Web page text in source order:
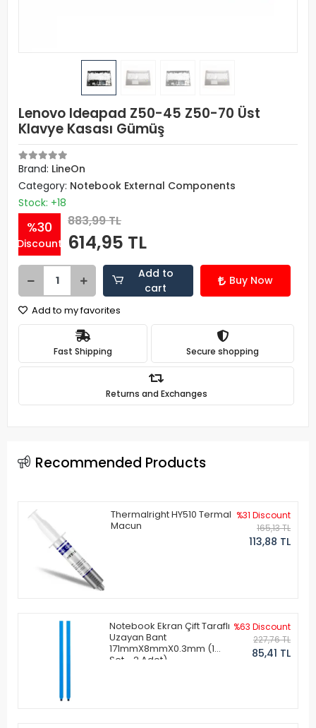
Lenovo Ideapad Z50-45 Z50-70 Üst
Klavye Kasası Gümüş
Brand: LineOn
Category: Notebook External Components
Stock: +18
%30
Discount
883,99 TL
614,95 TL
Add to
cart
Buy Now
Add to my favorites
Fast Shipping Secure shopping
Returns and Exchanges
Recommended Products
Thermalright HY510 Termal
Macun
%31 Discount
165,13 TL
113,88 TL
Notebook Ekran Çift Taraflı
Uzayan Bant
171mmX8mmX0.3mm (1
Set - 2 Adet)
%63 Discount
227,76 TL
85,41 TL